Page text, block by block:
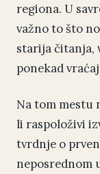
regiona. U
važno to što
starija čitanja,
ponekad
Na tom mestu
li raspoloživi
tvrdnje o
neposrednom